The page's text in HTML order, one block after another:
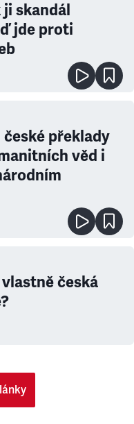
skandál
jde proti
české překlady
věd i
česká